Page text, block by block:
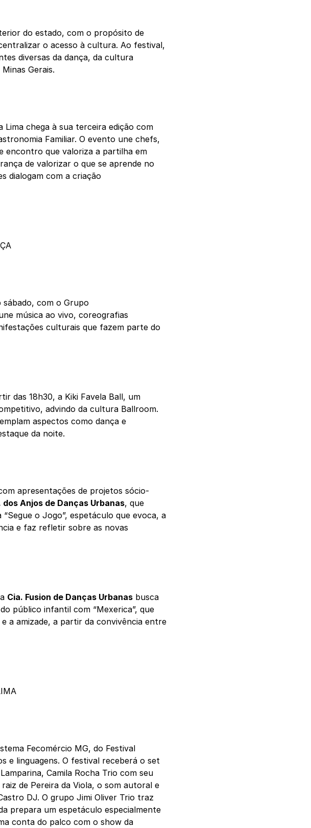
do estado, com o propósito de
o acesso à cultura. Ao festival,
diversas da dança, da cultura
Gerais.
chega à sua terceira edição com
Familiar. O evento une chefs,
encontro que valoriza a partilha em
de valorizar o que se aprende no
dialogam com a criação
com o Grupo
música ao vivo, coreografias
culturais que fazem parte do
das 18h30, a Kiki Favela Ball, um
advindo da cultura Ballroom.
aspectos como dança e
da noite.
apresentações de projetos sócio-
dos Anjos de Danças Urbanas, que
o Jogo”, espetáculo que evoca, a
e faz refletir sobre as novas
Cia. Fusion de Danças Urbanas busca
público infantil com “Mexerica”, que
a amizade, a partir da convivência entre
Fecomércio MG, do Festival
e linguagens. O festival receberá o set
Camila Rocha Trio com seu
de Pereira da Viola, o som autoral e
DJ. O grupo Jimi Oliver Trio traz
prepara um espetáculo especialmente
conta do palco com o show da